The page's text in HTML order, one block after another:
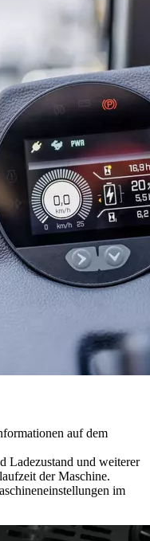
auf dem
Ladezustand und weiterer
der Maschine.
im